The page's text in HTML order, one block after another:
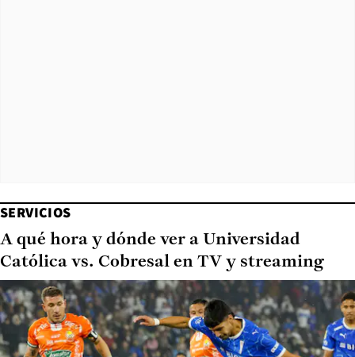
SERVICIOS
A qué hora y dónde ver a Universidad
Católica vs. Cobresal en TV y streaming